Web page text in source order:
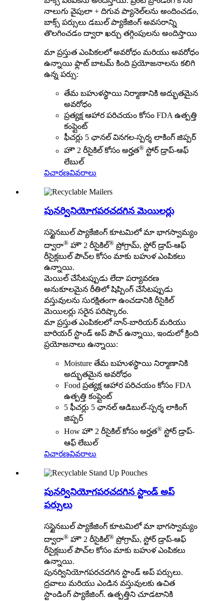
నాలుగు వైపులా + దిగువ ప్యానెల్‌లను అందించడం,
బాక్స్ పర్సులు డబుల్ ప్యాకేజింగ్ అవసరాన్ని
తొలగించడం ద్వారా ఖర్చు తగ్గింపులను అందిస్తాయి
మా ప్రస్తుత ఎంపికలలో అవరోధం మరియు అవరోధం
ఉన్నాయి ఫ్లాట్ బాటమ్ కింది ప్రయోజనాలను కలిగి
ఉన్న పర్సు:
తేమ బహుళస్థాయి నిర్మాణానికి అద్భుతమైన
అవరోధం
ప్రత్యక్ష ఆహార పరిచయం కోసం FDA ఉత్పత్తి
కంప్లైంట్
ఫీచర్లు 5 ఛానల్ వినగల-స్పర్శ లాకింగ్ జిప్పర్
హౌ 2 రీసైకిల్ కోసం అర్హత® స్టోర్ డ్రాప్-ఆఫ్
లేబుల్
విచారణవివరాలు
పునర్వినియోగపరచదగిన మెయిలర్లు
సస్టైనబుల్ ప్యాకేజింగ్ కూటమిలో మా భాగస్వామ్యం
ద్వారా® హౌ 2 రీసైకిల్® ప్రోగ్రామ్, స్టోర్ డ్రాప్-ఆఫ్
రీసైక్లబుల్ పౌచ్‌ల కోసం మాకు బహుళ ఎంపికలు
ఉన్నాయి.
మెయిల్ చేసేటప్పుడు లేదా పర్యావరణ
అనుకూలమైన రీతిలో షిప్పింగ్ చేసేటప్పుడు
వస్తువులను సురక్షితంగా ఉంచడానికి రీసైకిల్
మెయిలర్లు సరైన పరిష్కారం.
మా ప్రస్తుత ఎంపికలలో నాన్-బారియర్ మరియు
బారియర్ స్టాండ్ అప్ పౌచ్ ఉన్నాయి, ఇందులో క్రింది
ప్రయోజనాలు ఉన్నాయి:
Moisture తేమ బహుళస్థాయి నిర్మాణానికి
అద్భుతమైన అవరోధం
Food ప్రత్యక్ష ఆహార పరిచయం కోసం FDA
ఉత్పత్తి కంప్లైంట్
5 ఫీచర్లు 5 ఛానల్ ఆడిబుల్-స్పర్శ లాకింగ్
జిప్పర్
How హౌ 2 రీసైకిల్ కోసం అర్హత® స్టోర్ డ్రాప్-
ఆఫ్ లేబుల్
విచారణవివరాలు
పునర్వినియోగపరచదగిన స్టాండ్ అప్
పర్సులు
సస్టైనబుల్ ప్యాకేజింగ్ కూటమిలో మా భాగస్వామ్యం
ద్వారా® హౌ 2 రీసైకిల్® ప్రోగ్రామ్, స్టోర్ డ్రాప్-ఆఫ్
రీసైక్లబుల్ పౌచ్‌ల కోసం మాకు బహుళ ఎంపికలు
ఉన్నాయి.
పునర్వినియోగపరచదగిన స్టాండ్ అప్ పర్సులు.
ద్రవాలు మరియు ఎండిన వస్తువులకు ఉచిత
స్టాండింగ్ ప్యాకేజింగ్. ఉత్పత్తిని చూడటానికి